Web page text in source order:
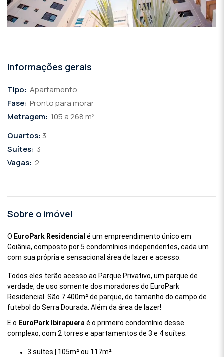
Informações gerais
Tipo: Apartamento
Fase: Pronto para morar
Metragem: 105 a 268 m²
Quartos: 3
Suítes: 3
Vagas: 2
Sobre o imóvel
O EuroPark Residencial é um empreendimento único em
Goiânia, composto por 5 condomínios independentes, cada um
com sua própria e sensacional área de lazer e acesso.
Todos eles terão acesso ao Parque Privativo, um parque de
verdade, de uso somente dos moradores do EuroPark
Residencial. São 7.400m² de parque, do tamanho do campo de
futebol do Serra Dourada. Além da área de lazer!
E o EuroPark Ibirapueraé o primeiro condomínio desse
complexo, com 2 torres e apartamentos de 3 e 4 suítes:
3 suítes | 105m² ou 117m²